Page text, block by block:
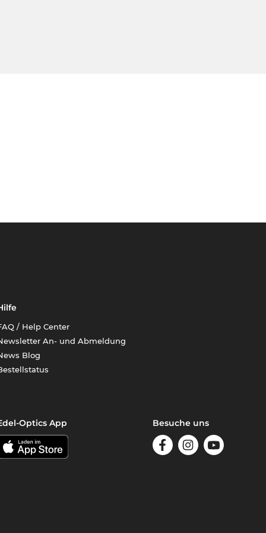
/ Help Center
An- und Abmeldung
Blog
Optics App Besuche uns